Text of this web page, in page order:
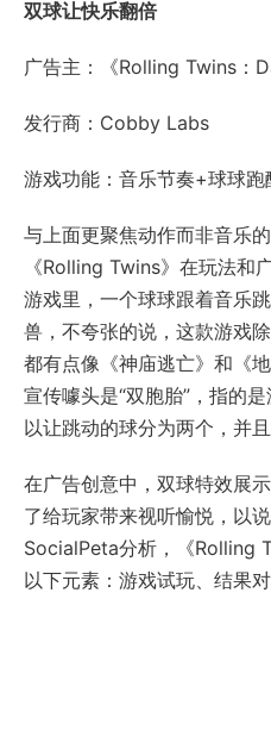
双球让快乐翻倍
广告主：《Rolling Twins：
发行商：Cobby Labs
游戏功能：音乐节奏+球球
与上面更聚焦动作而非音乐
《Rolling Twins》在玩法和
游戏里，一个球球跟着音乐
兽，不夸张的说，这款游戏
都有点像《神庙逃亡》和《
宣传噱头是“双胞胎”，指的
以让跳动的球分为两个，并且
在广告创意中，双球特效展
了给玩家带来视听愉悦，以
SocialPeta分析，《Rolling
以下元素：游戏试玩、结果对